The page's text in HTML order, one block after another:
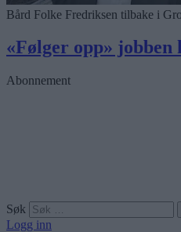
Bård Folke Fredriksen tilbake i
«Følger opp» jobben
Abonnement
Søk
Logg inn